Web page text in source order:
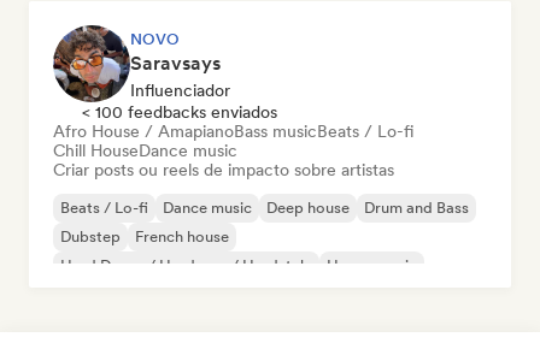
NOVO
Saravsays
Influenciador
< 100 feedbacks enviados
Afro House / AmapianoBass musicBeats / Lo-fi
Chill HouseDance music
Criar posts ou reels de impacto sobre artistas
Beats / Lo-fi Dance music Deep house
Drum and Bass
Dubstep
French house
Hard Dance / Hardcore / Hardstyle
House music